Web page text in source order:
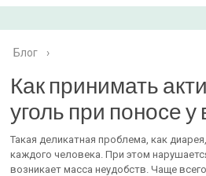
Блог ›
Как принимать
уголь при поносе
Такая деликатная проблема, как
каждого человека. При этом
возникает масса неудобств. Чаще